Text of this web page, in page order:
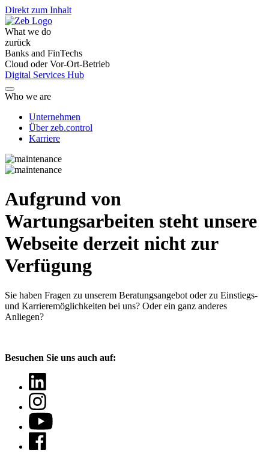
Direkt zum Inhalt
What we do
zurück
Banks and FinTechs
Cloud oder Vor-Ort-Betrieb
Digital Services Hub
Who we are
Unternehmen
Über zeb.control
Karriere
Aufgrund von
Wartungsarbeiten steht unsere
Webseite derzeit nicht zur
Verfügung
Sie haben Fragen zu unserem Beratungsangebot oder zu Einstiegs-
und Karrieremöglichkeiten bei uns? Oder ein ganz anderes
Anliegen?
Besuchen Sie uns auch auf: